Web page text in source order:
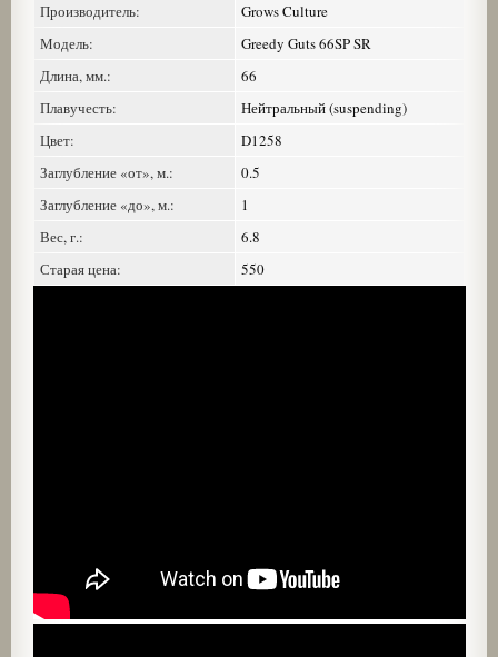
Производитель:
Grows Culture
Модель:
Greedy Guts 66SP SR
Длина, мм.:
66
Плавучесть:
Нейтральный (suspending)
Цвет:
D1258
Заглубление «от», м.:
0.5
Заглубление «до», м.:
1
Вес, г.:
6.8
Старая цена:
550